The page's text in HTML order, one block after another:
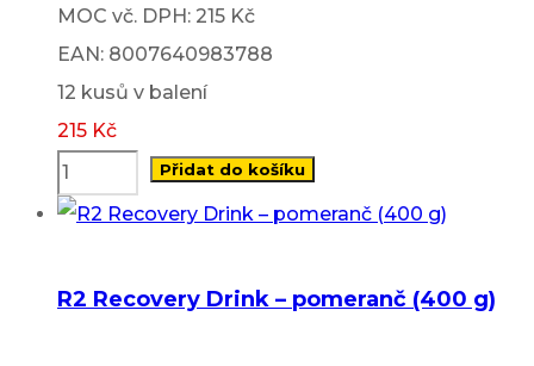
MOC vč. DPH: 215 Kč
EAN: 8007640983788
12 kusů v balení
215 Kč
Přidat do košíku
R2 Recovery Drink – pomeranč (400 g)